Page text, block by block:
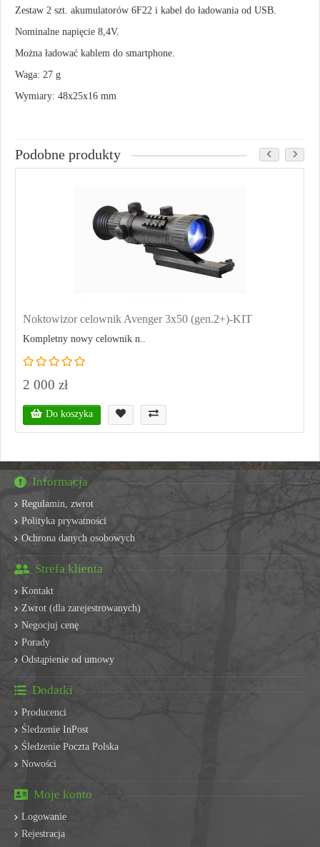
Zestaw 2 szt. akumulatorów 6F22 i kabel do ładowania od USB.
Nominalne napięcie 8,4V.
Można ładować kablem do smartphone.
Waga: 27 g
Wymiary: 48x25x16 mm
Podobne produkty
Noktowizor celownik Avenger 3x50 (gen.2+)-KIT
Kompletny nowy celownik n..
2 000 zł
Do koszyka
Informacja
Regulamin, zwrot
Polityka prywatności
Ochrona danych osobowych
Strefa klienta
Kontakt
Zwrot (dla zarejestrowanych)
Negocjuj cenę
Porady
Odstąpienie od umowy
Dodatki
Producenci
Śledzenie InPost
Śledzenie Poczta Polska
Nowości
Moje konto
Logowanie
Rejestracja